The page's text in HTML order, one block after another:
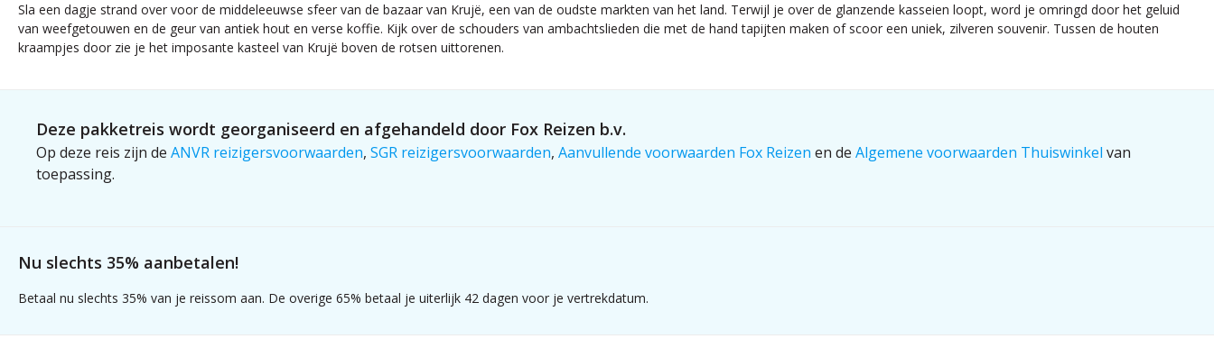
Sla een dagje strand over voor de middeleeuwse sfeer van de bazaar van Krujë, een van de oudste markten van het land. Terwijl je over de glanzende kasseien loopt, word je omringd door het geluid
van weefgetouwen en de geur van antiek hout en verse koffie. Kijk over de schouders van ambachtslieden die met de hand tapijten maken of scoor een uniek, zilveren souvenir. Tussen de houten
kraampjes door zie je het imposante kasteel van Krujë boven de rotsen uittorenen.
Deze pakketreis wordt georganiseerd en afgehandeld door Fox Reizen b.v.
Op deze reis zijn de ANVR reizigersvoorwaarden, SGR reizigersvoorwaarden, Aanvullende voorwaarden Fox Reizen en de Algemene voorwaarden Thuiswinkel van
toepassing.
Nu slechts 35% aanbetalen!
Betaal nu slechts 35% van je reissom aan. De overige 65% betaal je uiterlijk 42 dagen voor je vertrekdatum.